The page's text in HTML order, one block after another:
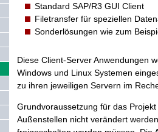
Standard SAP/R3 GUI Client
Filetransfer für speziellen
Sonderlösungen wie zum
Diese Client-Server Anwendungen
Windows und Linux Systemen
zu ihren jeweiligen Servern im
Grundvoraussetzung für das
Außenstellen nicht verändert